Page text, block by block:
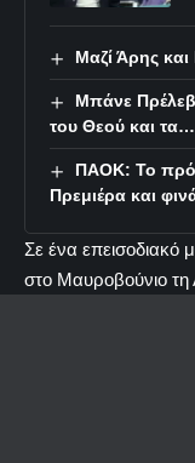
Μαζί Άρης και
Μπάνε
του Θεού και
ΠΑΟΚ: Το
Πρεμιέρα και
Σε ένα επεισοδιακό
στο Μαυροβούνιο τη